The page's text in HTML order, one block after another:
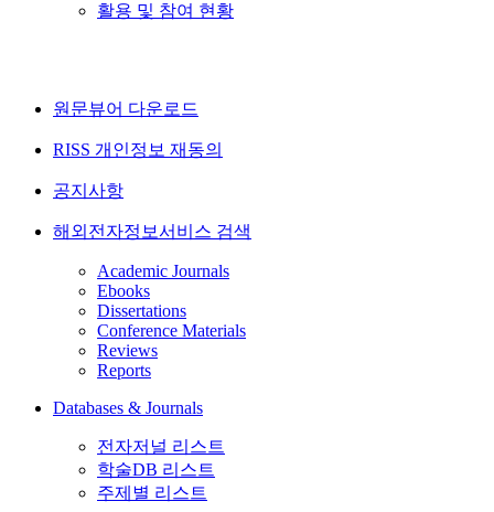
활용 및 참여 현황
원문뷰어 다운로드
RISS 개인정보 재동의
공지사항
해외전자정보서비스 검색
Academic Journals
Ebooks
Dissertations
Conference Materials
Reviews
Reports
Databases & Journals
전자저널 리스트
학술DB 리스트
주제별 리스트